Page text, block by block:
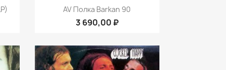
Быстрый просмотр
AV Полка Barkan 90
3 690,00 ₽